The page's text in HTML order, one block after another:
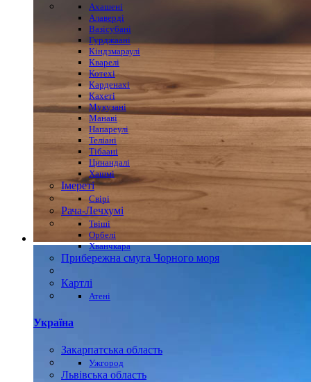
Ахашені
Алаверді
Вазісубані
Гурджаані
Кіндзмараулі
Кварелі
Котехі
Карденахі
Кахеті
Мукузані
Манаві
Напареулі
Теліані
Тібаані
Цинандалі
Хашмі
Імереті
Свірі
Рача-Лечхумі
Твіші
Орбелі
Хванчкара
Прибережна смуга Чорного моря
Картлі
Атені
Україна
Закарпатська область
Ужгород
Львівська область